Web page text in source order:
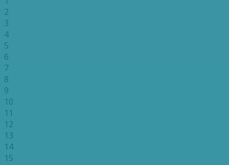
2
3
4
5
6
7
8
9
10
11
12
13
14
15